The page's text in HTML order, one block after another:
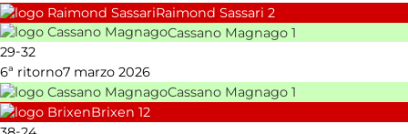
Raimond Sassari 2
Cassano Magnago 1
29-32
6ª ritorno7 marzo 2026
Cassano Magnago 1
Brixen 12